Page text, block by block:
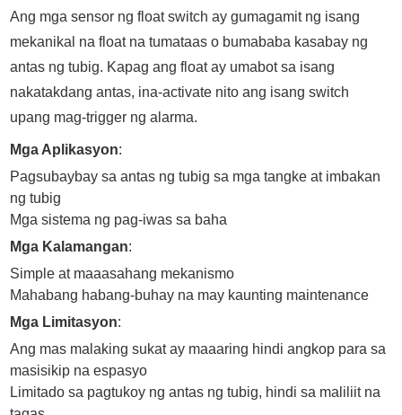
Ang mga sensor ng float switch ay gumagamit ng isang
mekanikal na float na tumataas o bumababa kasabay ng
antas ng tubig. Kapag ang float ay umabot sa isang
nakatakdang antas, ina-activate nito ang isang switch
upang mag-trigger ng alarma.
Mga Aplikasyon:
Pagsubaybay sa antas ng tubig sa mga tangke at imbakan
ng tubig
Mga sistema ng pag-iwas sa baha
Mga Kalamangan:
Simple at maaasahang mekanismo
Mahabang habang-buhay na may kaunting maintenance
Mga Limitasyon:
Ang mas malaking sukat ay maaaring hindi angkop para sa
masisikip na espasyo
Limitado sa pagtukoy ng antas ng tubig, hindi sa maliliit na